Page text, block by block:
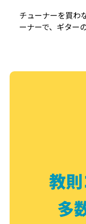
チューナーを買わ
ーナーで、ギター
教
多